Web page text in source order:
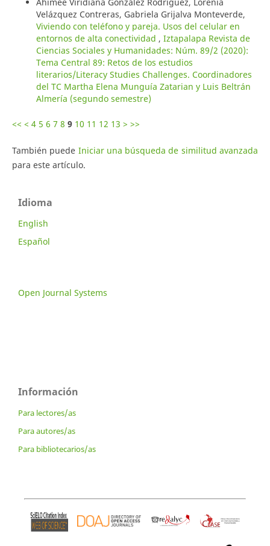
Velázquez Contreras, Gabriela Grijalva Monteverde,
Viviendo con teléfono y pareja. Usos del celular en
entornos de alta conectividad , Iztapalapa Revista de
Ciencias Sociales y Humanidades: Núm. 89/2 (2020):
Tema Central 89: Retos de los estudios
literarios/Literacy Studies Challenges. Coordinadores
del TC Martha Elena Munguía Zatarian y Luis Beltrán
Almería (segundo semestre)
<< < 4 5 6 7 8 9 10 11 12 13 > >>
También puede Iniciar una búsqueda de similitud avanzada
para este artículo.
Idioma
English
Español
Open Journal Systems
Información
Para lectores/as
Para autores/as
Para bibliotecarios/as